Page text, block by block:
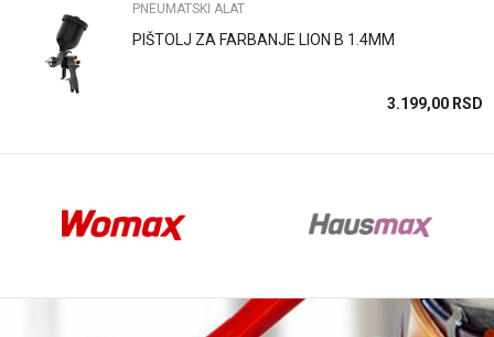
POŠALJI
PNEUMATSKI ALAT
PIŠTOLJ ZA FARBANJE LION B 1.4MM
3.199,00 RSD